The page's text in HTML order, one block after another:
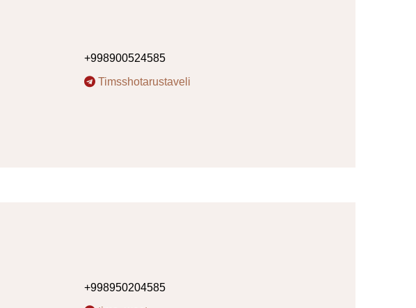
+998900524585
Timsshotarustaveli
+998950204585